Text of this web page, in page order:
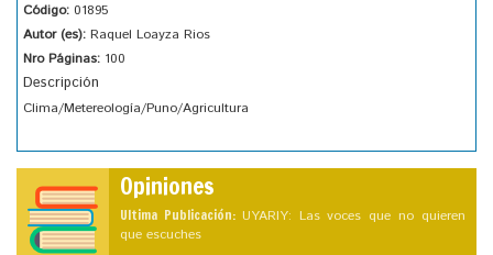
Código: 01895
Autor (es): Raquel Loayza Rios
Nro Páginas: 100
Descripción
Clima/Metereología/Puno/Agricultura
Opiniones
Ultima Publicación: UYARIY: Las voces que no quieren
que escuches